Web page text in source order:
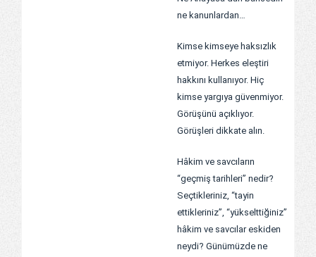
ne kanunlardan…
Kimse kimseye haksızlık
etmiyor. Herkes eleştiri
hakkını kullanıyor. Hiç
kimse yargıya güvenmiyor.
Görüşünü açıklıyor.
Görüşleri dikkate alın.
Hâkim ve savcıların
“geçmiş tarihleri” nedir?
Seçtikleriniz, “tayin
ettikleriniz”, “yükselttiğiniz”
hâkim ve savcılar eskiden
neydi? Günümüzde ne